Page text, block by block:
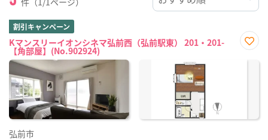
割引キャンペーン
Kマンスリーイオンシネマ弘前西（弘前駅東） 201・201-
【角部屋】(No.902924)
に入
弘前市